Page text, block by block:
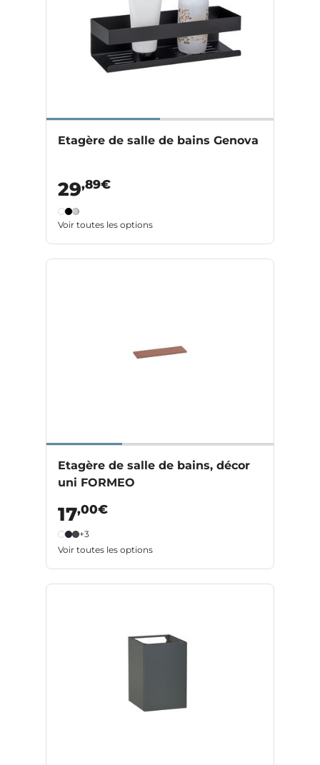
Etagère de salle de bains Genova
29,89€
Voir toutes les options
Etagère de salle de bains, décor
uni FORMEO
17,00€
+3
Voir toutes les options